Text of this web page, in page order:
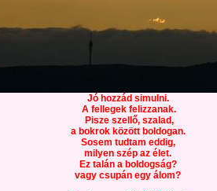
Jó hozzád simulni.
A fellegek felizzanak.
Piszeszellő, szalad,
a bokrok között boldogan.
Sosem tudtam eddig,
milyen szép az élet.
Ez talán a boldogság?
vagy csupán egy álom?